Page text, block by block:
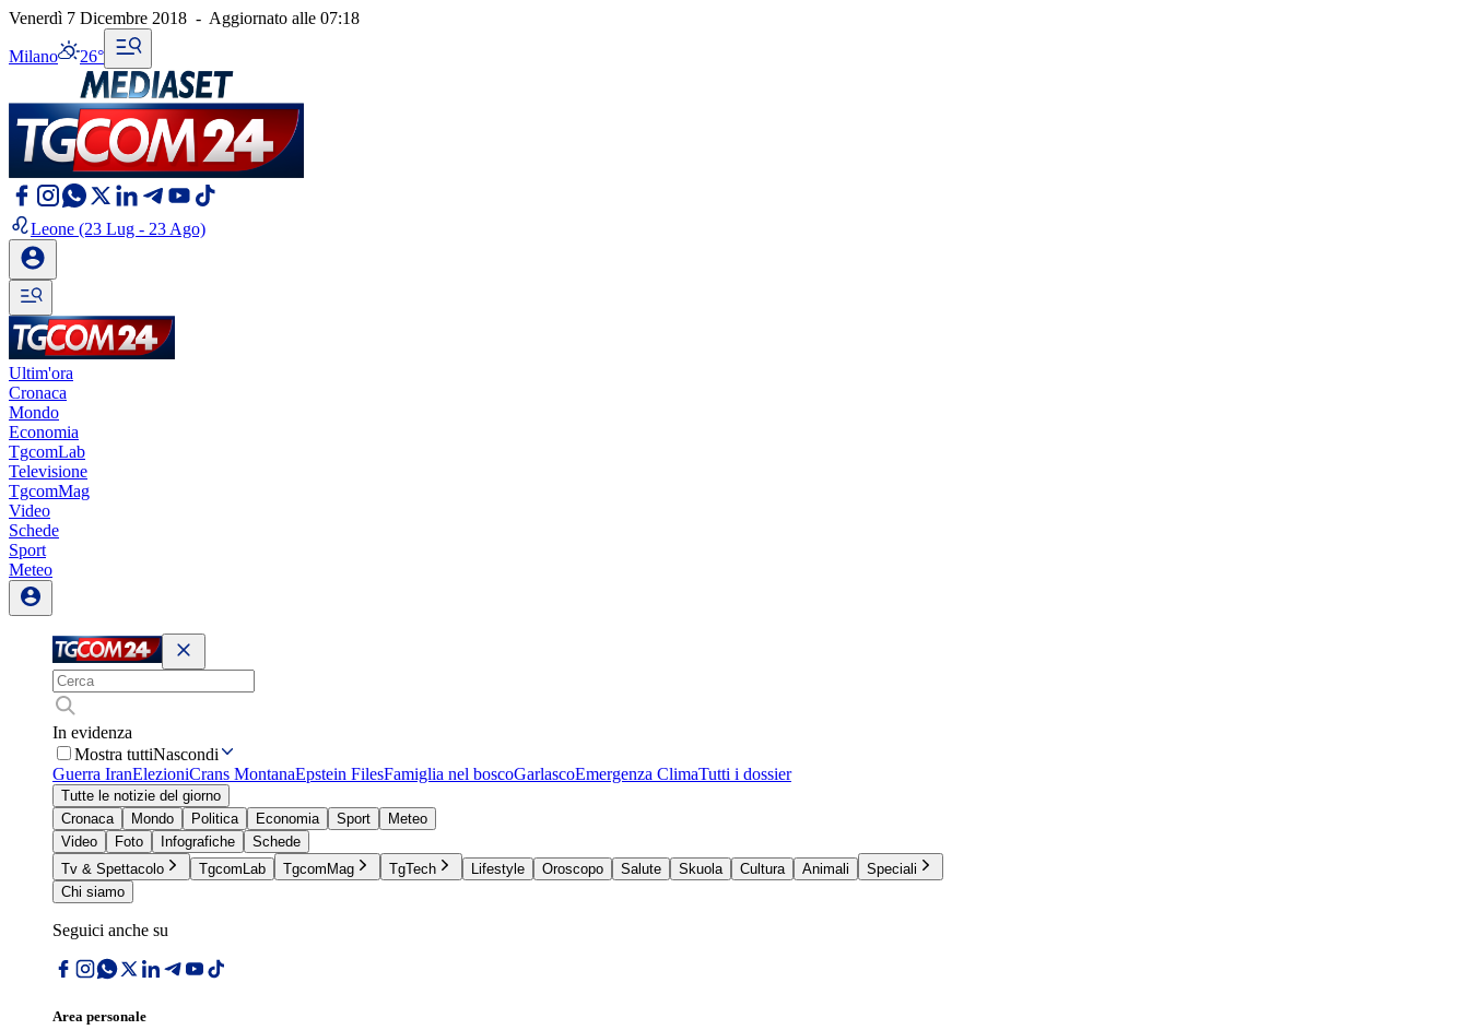
Venerdì 7 Dicembre 2018 - Aggiornato alle 07:18
Milano 26°
Leone (23 Lug - 23 Ago)
Ultim'ora
Cronaca
Mondo
Economia
TgcomLab
Televisione
TgcomMag
Video
Schede
Sport
Meteo
In evidenza
Mostra tuttiNascondi
Guerra IranElezioniCrans MontanaEpstein FilesFamiglia nel boscoGarlascoEmergenza ClimaTutti i dossier
Tutte le notizie del giorno
Cronaca
Mondo Politica Economia Sport
Meteo
Video
Foto Infografiche
Schede
Tv & Spettacolo
TgcomLab TgcomMag TgTech Lifestyle Oroscopo Salute Skuola Cultura Animali
Speciali
Chi siamo
Seguici anche su
Area personale